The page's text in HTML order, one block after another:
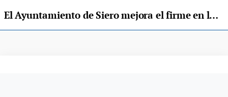
El Ayuntamiento de Siero mejora el firme en la carretera que une Granda oeste con Colloto